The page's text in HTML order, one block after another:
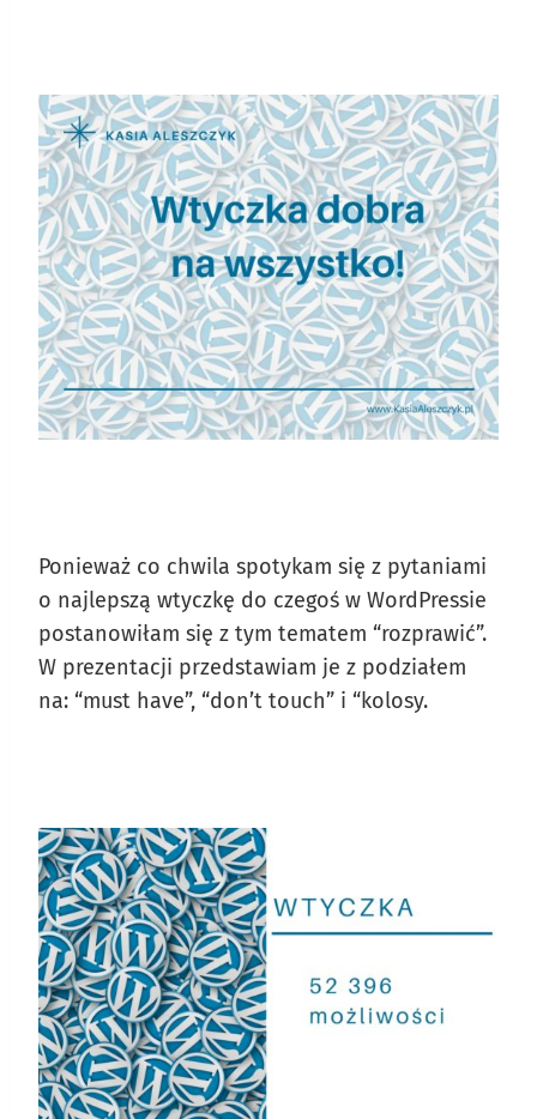
Ponieważ co chwila spotykam się z pytaniami
o najlepszą wtyczkę do czegoś w WordPressie
postanowiłam się z tym tematem “rozprawić”.
W prezentacji przedstawiam je z podziałem
na: “must have”, “don’t touch” i “kolosy.